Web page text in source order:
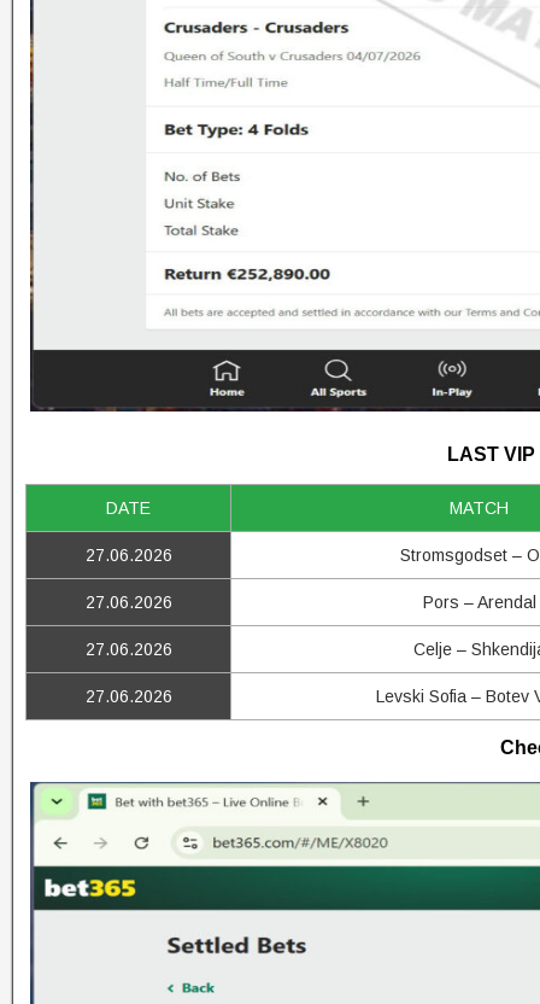
LAST
DATE MATCH
27.06.2026 Stromsgodset –
27.06.2026 Pors – Arendal
27.06.2026 Celje –
27.06.2026 Levski Sofia – Botev